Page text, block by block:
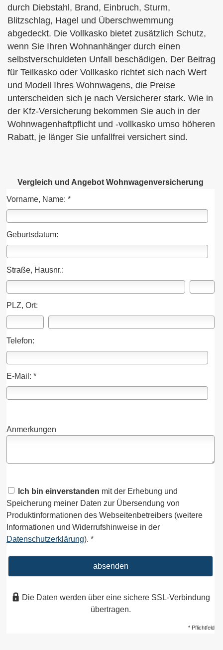
durch Diebstahl, Brand, Einbruch, Sturm,
Blitzschlag, Hagel und Überschwemmung
abgedeckt. Die Vollkasko bietet zusätzlich Schutz,
wenn Sie Ihren Wohnanhänger durch einen
selbstverschuldeten Unfall beschädigen. Der Beitrag
für Teilkasko oder Vollkasko richtet sich nach Wert
und Modell Ihres Wohnwagens, die Preise
unterscheiden sich je nach Versicherer stark. Wie in
der Kfz-Versicherung bekommen Sie auch in der
Wohnwagenhaftpflicht und -vollkasko umso höheren
Rabatt, je länger Sie unfallfrei versichert sind.
Vergleich und Angebot Wohnwagenversicherung
Vorname, Name: *
Geburts­datum:
Straße, Hausnr.:
PLZ, Ort:
Telefon:
E-Mail: *
Anmerkungen
Ich bin einverstanden mit der Erhebung und
Speicherung meiner Daten zur Übersendung von
Produktinformationen des Webseitenbetreibers (weitere
Informationen und Widerrufshinweise in der
Datenschutzerklärung). *
absenden
Die Daten werden über eine sichere SSL-Verbindung
übertragen.
* Pflichtfeld